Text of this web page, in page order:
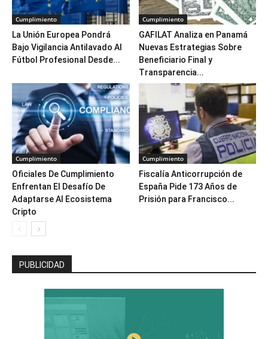
Cumplimiento
La Unión Europea Pondrá
Bajo Vigilancia Antilavado Al
Fútbol Profesional Desde...
Cumplimiento
GAFILAT Analiza en Panamá
Nuevas Estrategias Sobre
Beneficiario Final y
Transparencia...
Cumplimiento
Oficiales De Cumplimiento
Enfrentan El Desafío De
Adaptarse Al Ecosistema
Cripto
Cumplimiento
Fiscalía Anticorrupción de
España Pide 173 Años de
Prisión para Francisco...
PUBLICIDAD